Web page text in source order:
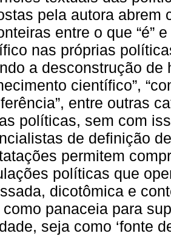
pela autora abrem
entre o que “é”
nas próprias
a desconstrução de
científico”,
entre outras
políticas, sem com
de definição
permitem
políticas que
dicotômica e
como panaceia para
seja como ‘fonte